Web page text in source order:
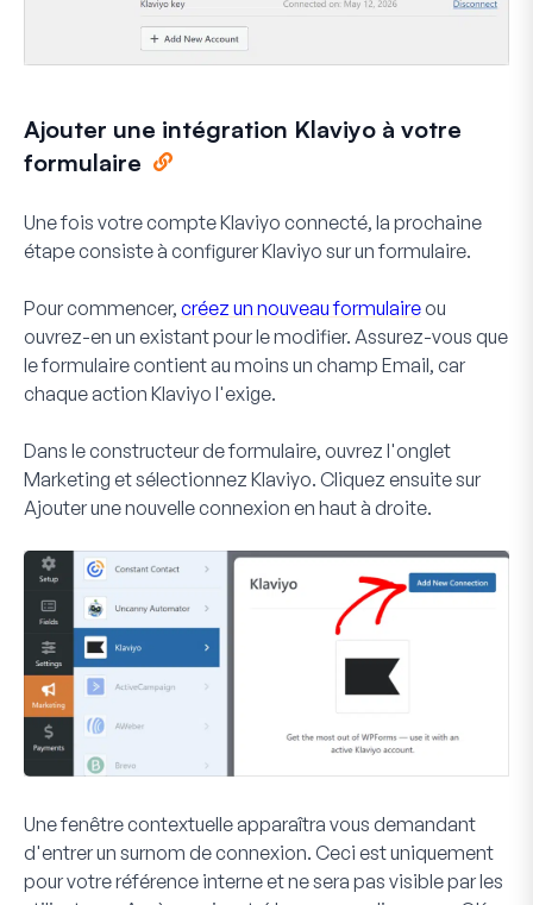
Ajouter une intégration Klaviyo à votre
formulaire
Une fois votre compte Klaviyo connecté, la prochaine
étape consiste à configurer Klaviyo sur un formulaire.
Pour commencer, créez un nouveau formulaireou
ouvrez-en un existant pour le modifier. Assurez-vous que
le formulaire contient au moins un champ Email, car
chaque action Klaviyo l'exige.
Dans le constructeur de formulaire, ouvrez l'onglet
Marketing et sélectionnez Klaviyo. Cliquez ensuite sur
Ajouter une nouvelle connexion en haut à droite.
Une fenêtre contextuelle apparaîtra vous demandant
d'entrer un surnom de connexion. Ceci est uniquement
pour votre référence interne et ne sera pas visible par les